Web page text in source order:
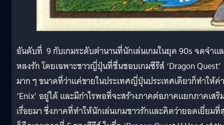
อันดับที่ 9 กับเกมระดับตำนานที่นักเล่นเกมในยุค 90s จดจำแ
หลงรัก โดยเฉพาะชาวญี่ปุ่นที่ชื่นชอบเกมซีรีส์ ‘Dragon Quest’
มาก ๆ ขนาดที่ว่าแค่ขายในประเทศญี่ปุ่นประเทศเดียวก็ทำให้ค่
‘Enix’ อยู่ได้ และมีกำไรพอที่จะสร้างภาคต่อภาคแยกภาคเสริ
เรื่อยมา ซึ่งภาคที่ทำให้นักเล่นเกมชาวรักและคิดว่ายอดเยี่ยม